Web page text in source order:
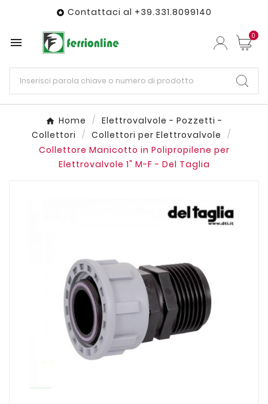
 Contattaci al +39.331.8099140
 0
Home
Elettrovalvole - Pozzetti -
Collettori
Collettori per Elettrovalvole
Collettore Manicotto in Polipropilene per
Elettrovalvole 1" M-F - Del Taglia